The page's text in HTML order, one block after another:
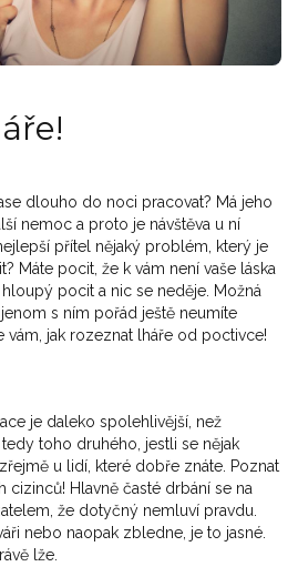
dlouho do noci pracovat? Má jeho
nemoc a proto je návštěva u ní
přítel nějaký problém, který je
Máte pocit, že k vám není vaše láska
pocit a nic se neděje. Možná
s ním pořád ještě neumíte
vám, jak rozeznat lháře od poctivce!
je daleko spolehlivější, než
toho druhého, jestli se nějak
u lidí, které dobře znáte. Poznat
cizinců! Hlavně časté drbání se na
že dotyčný nemluví pravdu.
nebo naopak zbledne, je to jasné.
lže.